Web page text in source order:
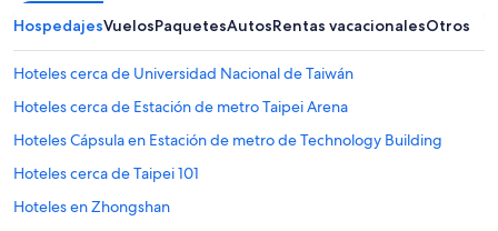
HospedajesVuelosPaquetesAutosRentas vacacionalesOtros
Hoteles cerca de Universidad Nacional de Taiwán
Hoteles cerca de Estación de metro Taipei Arena
Hoteles Cápsula en Estación de metro de Technology Building
Hoteles cerca de Taipei 101
Hoteles en Zhongshan